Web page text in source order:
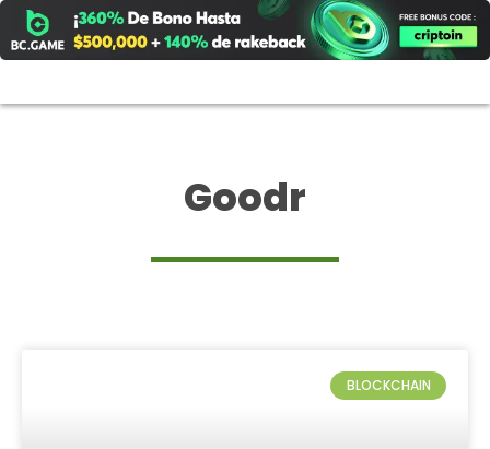
al
contenido
Goodr
BLOCKCHAIN